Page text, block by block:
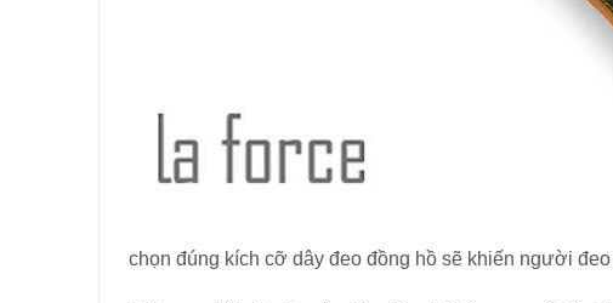
chọn đúng kích cỡ dây đeo đồng hồ sẽ khiến người